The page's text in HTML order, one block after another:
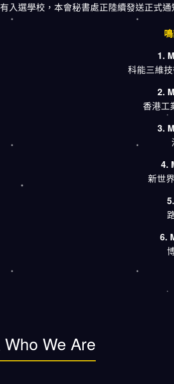
入選學校，本會秘書處正陸續發送正式
1.
科能三維
2.
香港工
3.
4.
新世
6.
We Are